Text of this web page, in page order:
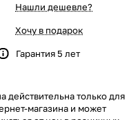
Нашли дешевле?
Хочу в подарок
Гарантия 5 лет
действительна только для
магазина и может